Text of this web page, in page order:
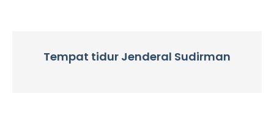
Tempat tidur Jenderal Sudirman